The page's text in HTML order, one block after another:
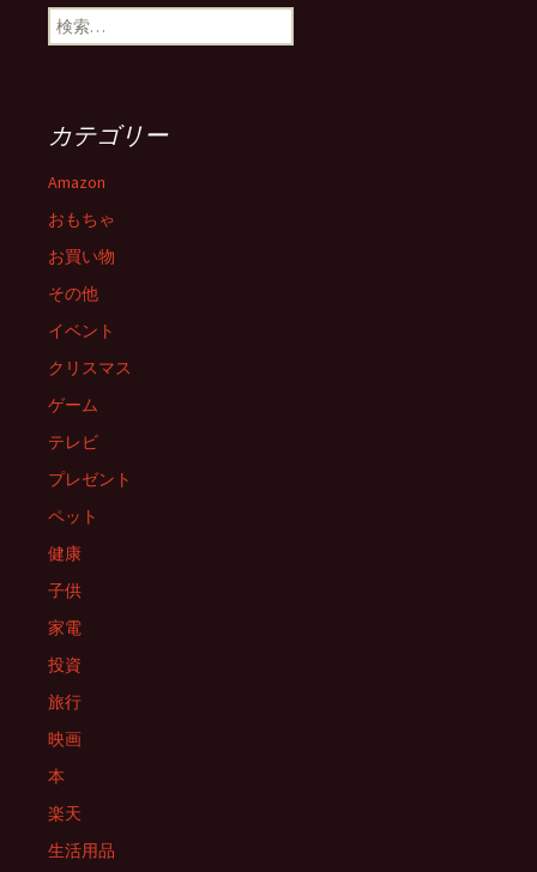
ナ
ビ
ゲ
ー
シ
ョ
ン
検
索:
カテゴリー
Amazon
おもちゃ
お買い物
その他
イベント
クリスマス
ゲーム
テレビ
プレゼント
ペット
健康
子供
家電
投資
旅行
映画
本
楽天
生活用品